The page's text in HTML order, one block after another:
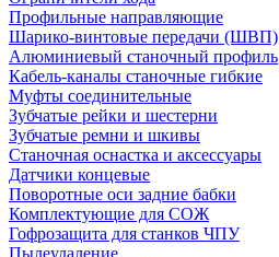
Профильные направляющие
Шарико-винтовые передачи (ШВП)
Алюминиевый станочный профиль
Кабель-каналы станочные гибкие
Муфты соединительные
Зубчатые рейки и шестерни
Зубчатые ремни и шкивы
Станочная оснастка и аксессуары
Датчики концевые
Поворотные оси задние бабки
Комплектующие для СОЖ
Гофрозащита для станков ЧПУ
Пылеудаление